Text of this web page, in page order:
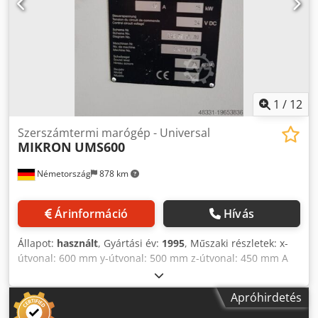
1 / 12
Németország 878 km
Szerszámtermi marógép - Universal
MIKRON UMS600
Árinformáció Hívás
Állapot: használt, Gyártási év: 1995, Műszaki részletek: x-
útvonal: 600 mm y-útvonal: 500 mm z-útvonal: 450 mm A
gép súlya kb.: 3,5 tonna Csdpfxsw D Hhpo Ap Iorf
Apróhirdetés